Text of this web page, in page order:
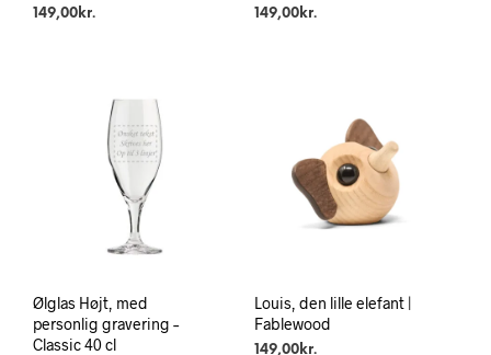
149,00 kr. 149,00kr.
Ølglas Højt, med
personlig gravering –
Classic 40 cl
Louis, den lille elefant |
Fablewood
149,00kr.